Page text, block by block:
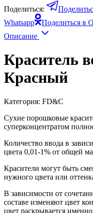
Поделиться:
Whatsapp
Поделиться в
Описание
Краситель
Красный
Категория: FD&С
Сухие порошковые
суперконцентратом
Количество ввода в
цвета 0,01-1% от общей
Красители могут быть
нужного цвета или
В зависимости от
составе изменяют цвет
цвет раскрывается